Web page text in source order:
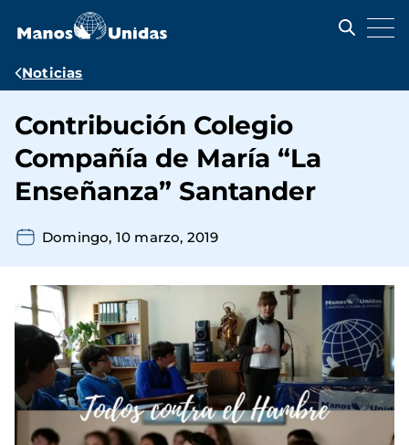
contenido
Ruta
navegación
Noticias
Contribución Colegio
Compañía de María “La
Enseñanza” Santander
Domingo, 10 marzo, 2019